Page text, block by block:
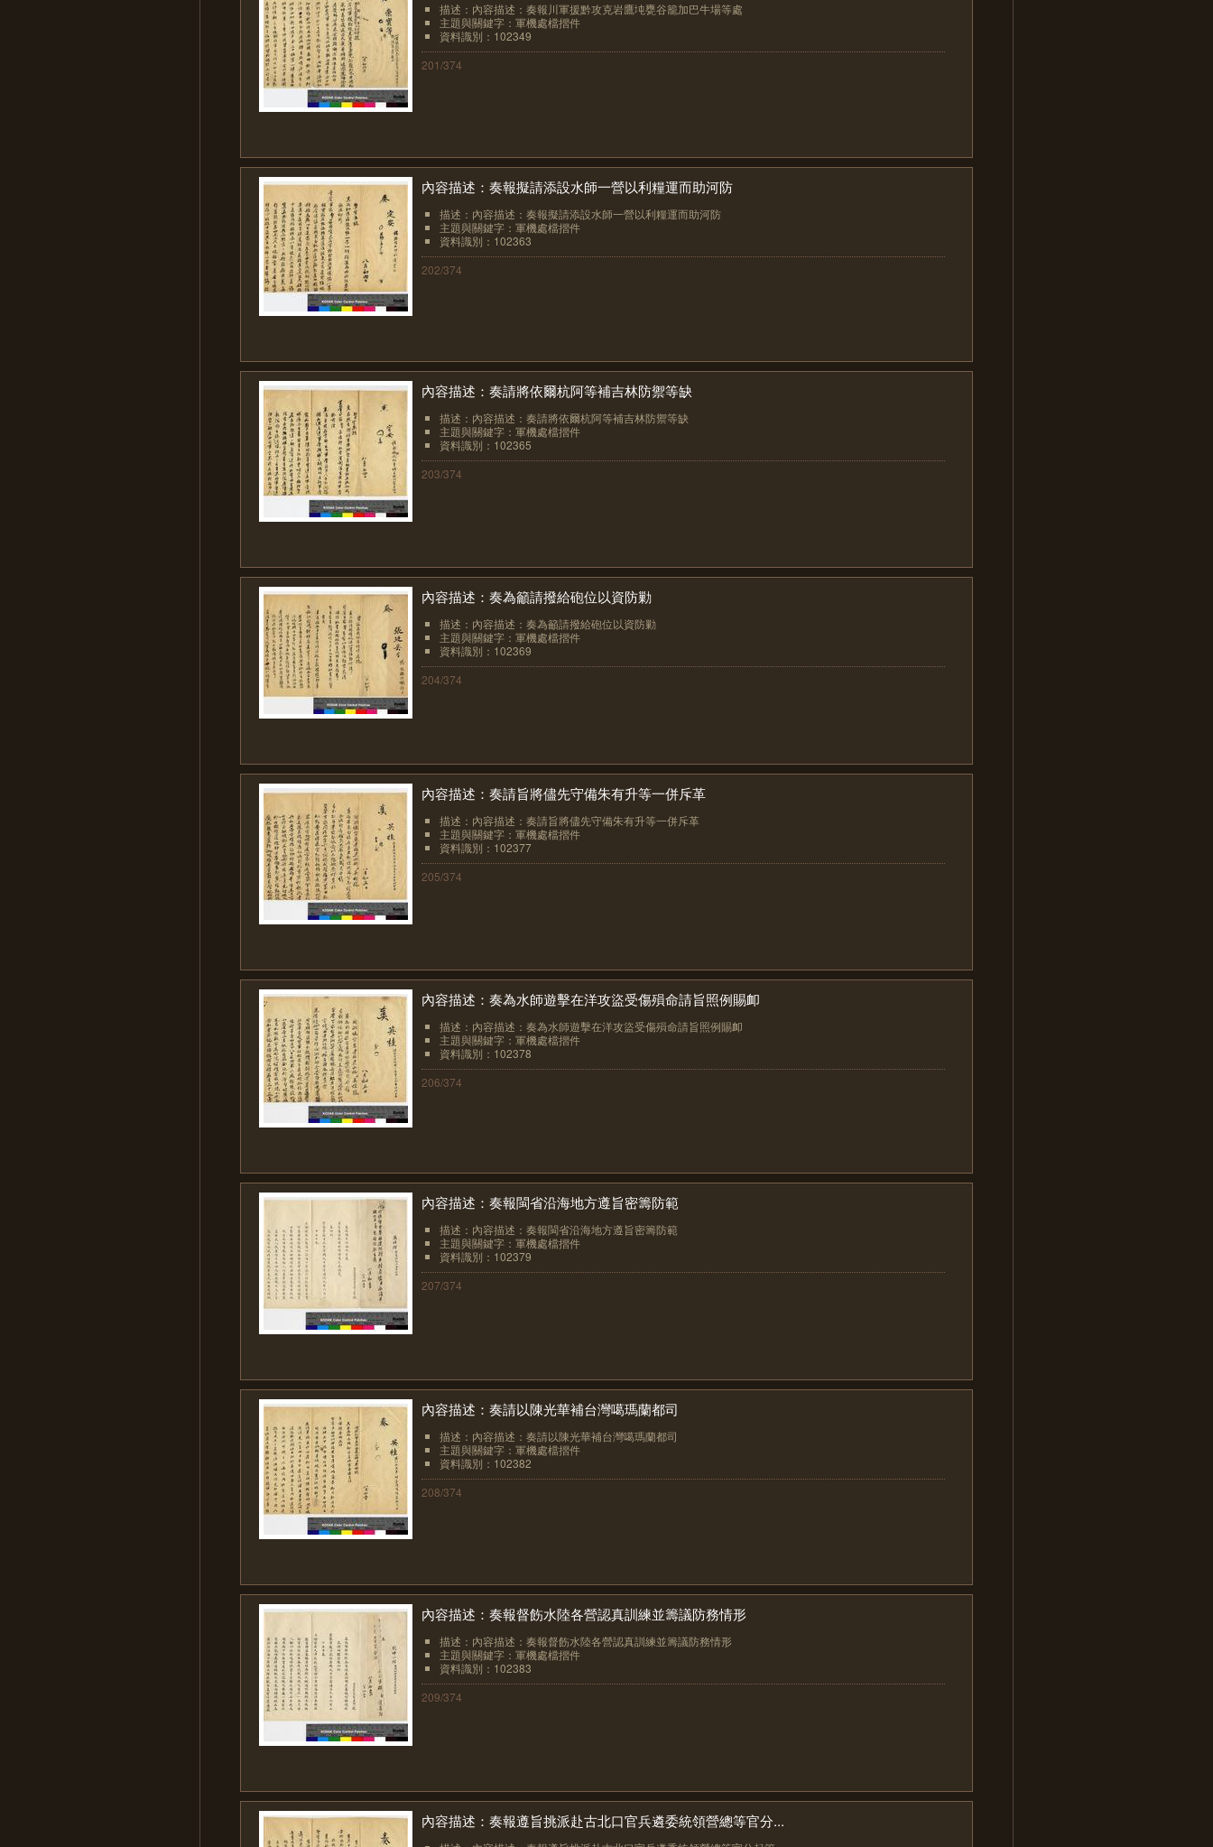
描述：內容描述：奏報川軍援黔攻克岩鷹坉甕谷籠加巴牛場等處
主題與關鍵字：軍機處檔摺件
資料識別：102349
201/374
內容描述：奏報擬請添設水師一營以利糧運而助河防
描述：內容描述：奏報擬請添設水師一營以利糧運而助河防
主題與關鍵字：軍機處檔摺件
資料識別：102363
202/374
內容描述：奏請將依爾杭阿等補吉林防禦等缺
描述：內容描述：奏請將依爾杭阿等補吉林防禦等缺
主題與關鍵字：軍機處檔摺件
資料識別：102365
203/374
內容描述：奏為籲請撥給砲位以資防勦
描述：內容描述：奏為籲請撥給砲位以資防勦
主題與關鍵字：軍機處檔摺件
資料識別：102369
204/374
內容描述：奏請旨將儘先守備朱有升等一併斥革
描述：內容描述：奏請旨將儘先守備朱有升等一併斥革
主題與關鍵字：軍機處檔摺件
資料識別：102377
205/374
內容描述：奏為水師遊擊在洋攻盜受傷殞命請旨照例賜卹
描述：內容描述：奏為水師遊擊在洋攻盜受傷殞命請旨照例賜卹
主題與關鍵字：軍機處檔摺件
資料識別：102378
206/374
內容描述：奏報閩省沿海地方遵旨密籌防範
描述：內容描述：奏報閩省沿海地方遵旨密籌防範
主題與關鍵字：軍機處檔摺件
資料識別：102379
207/374
內容描述：奏請以陳光華補台灣噶瑪蘭都司
描述：內容描述：奏請以陳光華補台灣噶瑪蘭都司
主題與關鍵字：軍機處檔摺件
資料識別：102382
208/374
內容描述：奏報督飭水陸各營認真訓練並籌議防務情形
描述：內容描述：奏報督飭水陸各營認真訓練並籌議防務情形
主題與關鍵字：軍機處檔摺件
資料識別：102383
209/374
內容描述：奏報遵旨挑派赴古北口官兵遴委統領營總等官分...